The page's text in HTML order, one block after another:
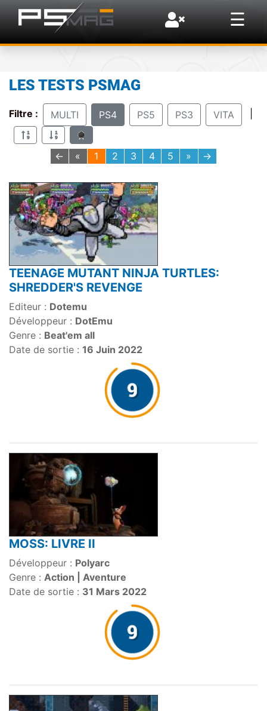
☰
×
LES TESTS PSMAG
Filtre : MULTI PS4 PS5 PS3 VITA
← « 1 2 3 4 5 » →
TEENAGE MUTANT NINJA TURTLES:
SHREDDER'S REVENGE
Editeur : Dotemu
Développeur : DotEmu
Genre : Beat'em all
Date de sortie : 16 Juin 2022
MOSS: LIVRE II
Développeur : Polyarc
Genre : Action | Aventure
Date de sortie : 31 Mars 2022